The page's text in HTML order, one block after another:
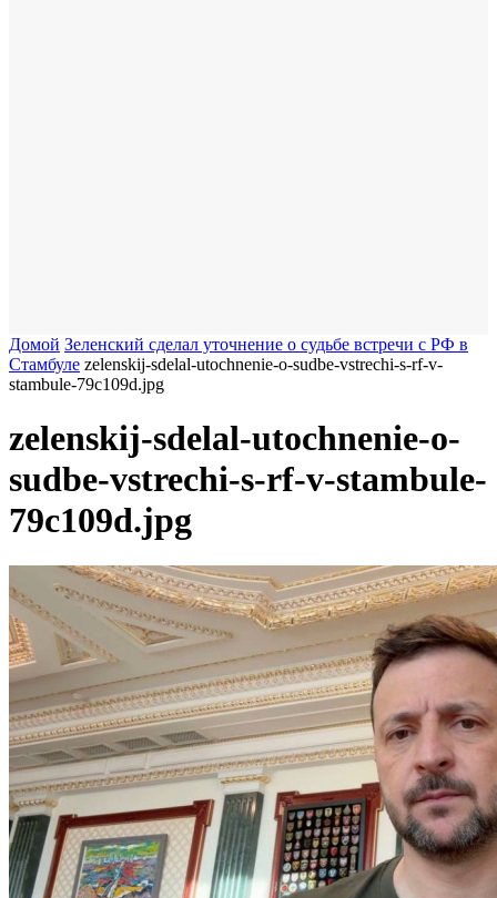
Домой Зеленский сделал уточнение о судьбе встречи с РФ в
Стамбуле zelenskij-sdelal-utochnenie-o-sudbe-vstrechi-s-rf-v-
stambule-79c109d.jpg
zelenskij-sdelal-utochnenie-o-
sudbe-vstrechi-s-rf-v-stambule-
79c109d.jpg